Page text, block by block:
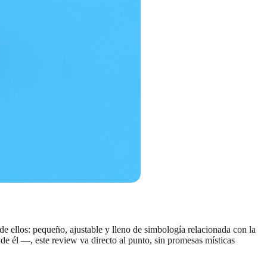
ellos: pequeño, ajustable y lleno de simbología relacionada con la
él —, este review va directo al punto, sin promesas místicas